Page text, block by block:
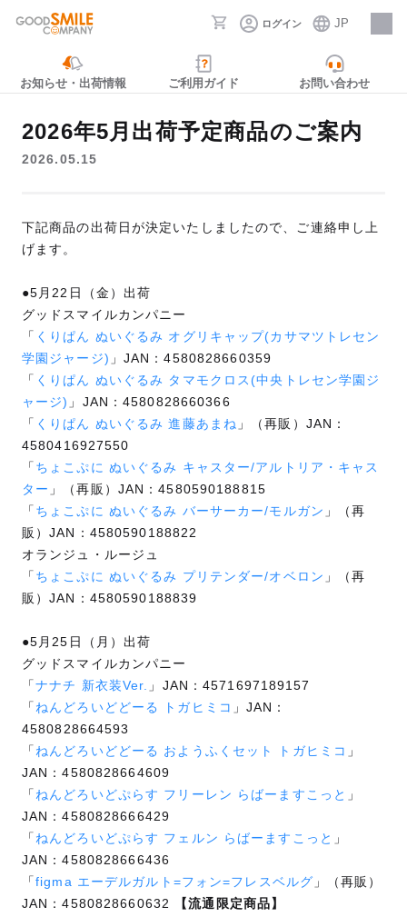
ログイン JP
採用情報
お知らせ・出荷情報 ご利用ガイド お問い合わせ
2026年5月出荷予定商品のご案内
2026.05.15
下記商品の出荷日が決定いたしましたので、ご連絡申し上
げます。
●5月22日（金）出荷
グッドスマイルカンパニー
「 くりぱん ぬいぐるみ オグリキャップ(カサマツトレセン
学園ジャージ) 」JAN：4580828660359
「 くりぱん ぬいぐるみ タマモクロス(中央トレセン学園ジ
ャージ) 」JAN：4580828660366
「 くりぱん ぬいぐるみ 進藤あまね 」（再販）JAN：
4580416927550
「 ちょこぷに ぬいぐるみ キャスター/アルトリア・キャス
ター 」（再販）JAN：4580590188815
「 ちょこぷに ぬいぐるみ バーサーカー/モルガン 」（再
販）JAN：4580590188822
オランジュ・ルージュ
「 ちょこぷに ぬいぐるみ プリテンダー/オベロン 」（再
販）JAN：4580590188839
●5月25日（月）出荷
グッドスマイルカンパニー
「ナナチ 新衣装Ver.
」JAN：4571697189157
「 ねんどろいどどーる トガヒミコ 」JAN：
4580828664593
「 ねんどろいどどーる おようふくセット トガヒミコ 」
JAN：4580828664609
「 ねんどろいどぷらす フリーレン らばーますこっと 」
JAN：4580828666429
「 ねんどろいどぷらす フェルン らばーますこっと 」
JAN：4580828666436
「figma エーデルガルト=フォン=フレスベルグ 」（再販）
JAN：4580828660632
【流通限定商品】